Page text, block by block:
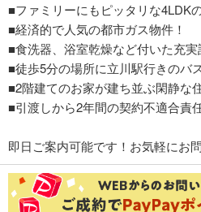
■ファミリーにもピッタリな4LDK
■経済的で人気の都市ガス物件！
■食洗器、浴室乾燥など付いた充実
■徒歩5分の場所に立川駅行きのバ
■2階建てのお家が建ち並ぶ閑静な
■引渡しから2年間の契約不適合責
即日ご案内可能です！お気軽にお